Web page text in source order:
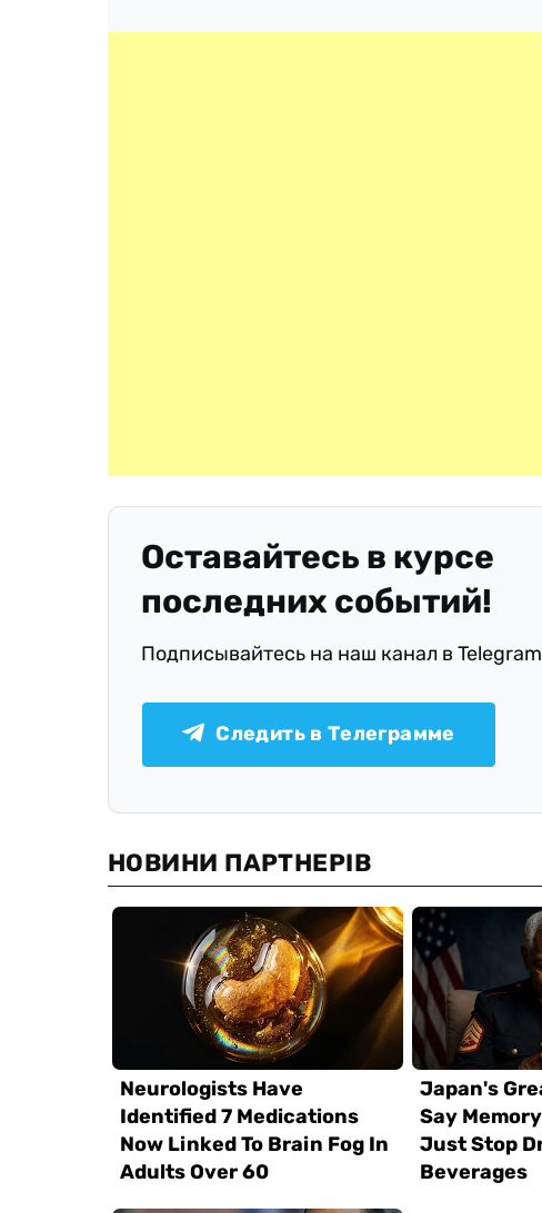
Оставайтесь в курсе
последних событий!
Подписывайтесь на наш канал в Telegram
Следить в Телеграмме